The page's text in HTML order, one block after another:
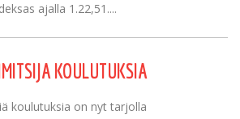
ajalla 1.22,51....
KOULUTUKSIA
koulutuksia on nyt tarjolla